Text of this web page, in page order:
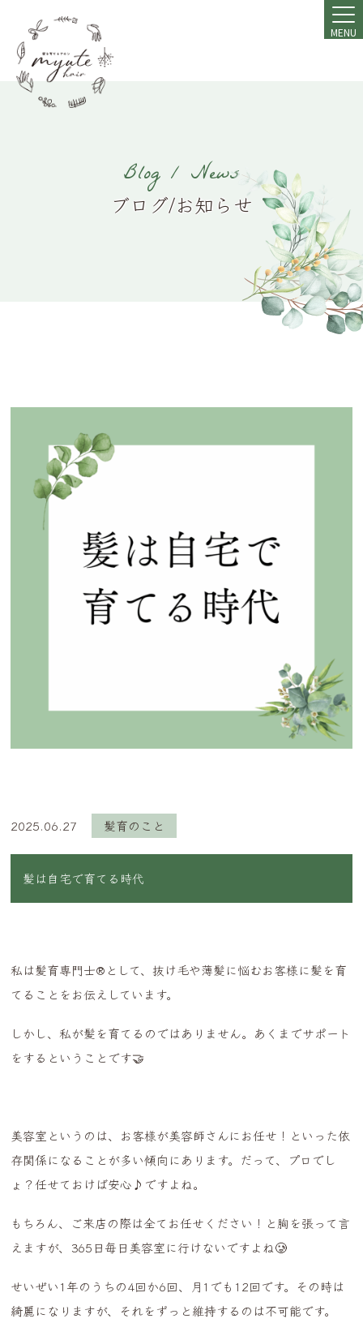
MENU
Blog / News
ブログ/お知らせ
2025.06.27
髪は自宅で育てる時代
髪育のこと
私は髪育専門士®︎として、抜け毛や薄髪に悩むお客様に髪を育
てることをお伝えしています。
しかし、私が髪を育てるのではありません。あくまでサポート
をするということです🤝
美容室というのは、お客様が美容師さんにお任せ！といった依
存関係になることが多い傾向にあります。だって、プロでし
ょ？任せておけば安心♪ですよね。
もちろん、ご来店の際は全てお任せください！と胸を張って言
えますが、365日毎日美容室に行けないですよね🥲
せいぜい1年のうちの4回か6回、月1でも12回です。その時は
綺麗になりますが、それをずっと維持するのは不可能です。